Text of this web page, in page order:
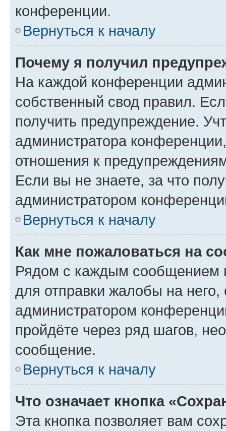
конференции.
Вернуться к началу
Почему я получил
На каждой конференции
собственный свод правил.
получить предупреждение.
администратора
отношения к
Если вы не знаете, за что
администратором
Вернуться к началу
Как мне пожаловаться на
Рядом с каждым сообщением
для отправки жалобы на
администратором
пройдёте через ряд шагов,
сообщение.
Вернуться к началу
Что означает кнопка
Эта кнопка позволяет вам